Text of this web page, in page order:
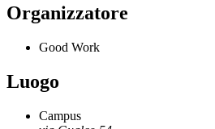
Organizzatore
Good Work
Luogo
Campus